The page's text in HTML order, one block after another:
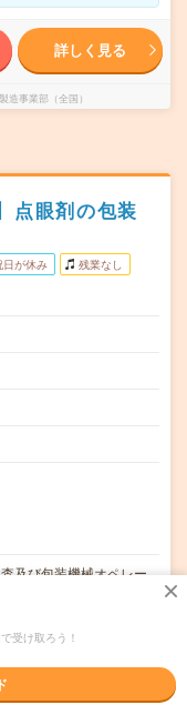
詳しく見る
事業部（全国）
点眼剤の包装
日が休み 残業なし
及び包装機械オペレー
観(傷がないか、…
不要
でもOK！履歴書不要
種などを入力す…
受け取ろう！